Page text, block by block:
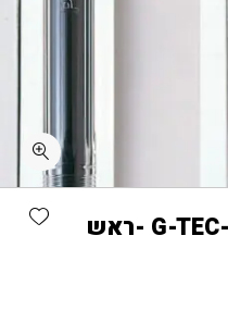
עט ג’ל שחור G-TEC-C3 PILOT -ראש